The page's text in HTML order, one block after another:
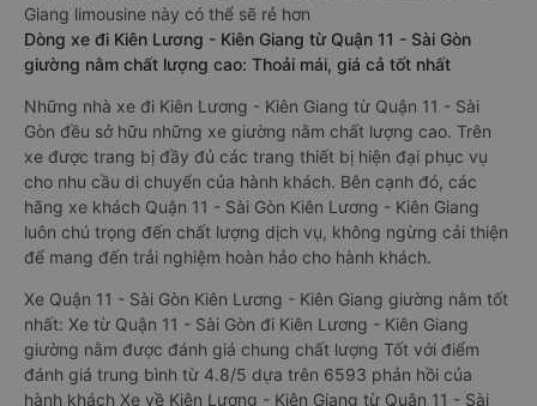
Giang limousine này có thể sẽ rẻ hơn
Dòng xe đi Kiên Lương - Kiên Giang từ Quận 11 - Sài Gòn
giường nằm chất lượng cao: Thoải mái, giá cả tốt nhất
Những nhà xe đi Kiên Lương - Kiên Giang từ Quận 11 - Sài
Gòn đều sở hữu những xe giường nằm chất lượng cao. Trên
xe được trang bị đầy đủ các trang thiết bị hiện đại phục vụ
cho nhu cầu di chuyển của hành khách. Bên cạnh đó, các
hãng xe khách Quận 11 - Sài Gòn Kiên Lương - Kiên Giang
luôn chú trọng đến chất lượng dịch vụ, không ngừng cải thiện
để mang đến trải nghiệm hoàn hảo cho hành khách.
Xe Quận 11 - Sài Gòn Kiên Lương - Kiên Giang giường nằm tốt
nhất: Xe từ Quận 11 - Sài Gòn đi Kiên Lương - Kiên Giang
giường nằm được đánh giá chung chất lượng Tốt với điểm
đánh giá trung bình từ 4.8/5 dựa trên 6593 phản hồi của
hành khách Xe về Kiên Lương - Kiên Giang từ Quận 11 - Sài